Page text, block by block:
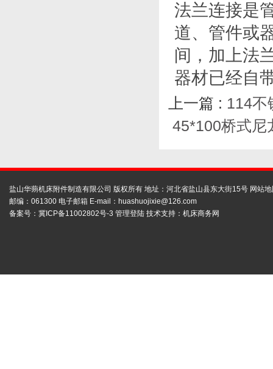
法兰连接是
道、管件或
间，加上法
器材已经自
上一篇 : 114不
45*100桥式尼
盐山华蒴机床附件制造有限公司 版权所有 地址：河北省盐山县东大街15号 网站
邮编：061300 电子邮箱 E-mail： huashuojixie@126.com
备案号： 冀ICP备11002802号-3 管理登陆 技术支持： 机床商务网